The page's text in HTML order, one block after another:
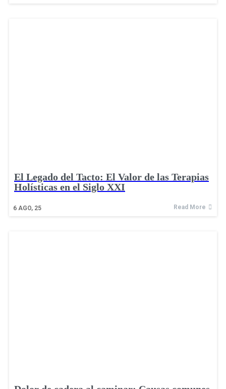
El Legado del Tacto: El Valor de las Terapias
Holísticas en el Siglo XXI
6 AGO, 25 Read More